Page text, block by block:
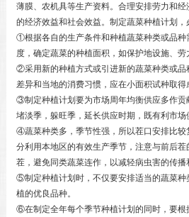
薄膜、农机具等生产资料。合理安排劳力和
的经济效益和社会效益。制定蔬菜种植计划
①根据各自的生产条件和种植蔬菜种类或品种
度，确定蔬菜的种植面积，如保护地设施、劳
②采用新的种植方式或引进新的蔬菜种类或品
差异和当地的消费习惯，应在小面积试种取得
③制定种植计划要为市场周年均衡供应多作贡
堵淡季，躲旺季，延长供应时期，既有利市场
④蔬菜种类多，季节性强，所以茬口安排比较
分利用本地区的有效生产季节，注意与前后
茬，避免同类蔬菜连作，以减轻病虫害的传播
⑤制定种植计划时，不仅要安排适当的蔬菜种
植的优良品种。
⑥在制定全年每个季节种植计划的同时，要根